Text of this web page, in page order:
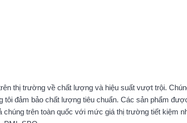
thị trường về chất lượng và hiệu suất vượt trội.
đảm bảo chất lượng tiêu chuẩn. Các sản phẩm
trên toàn quốc với mức giá thị trường tiết kiệm